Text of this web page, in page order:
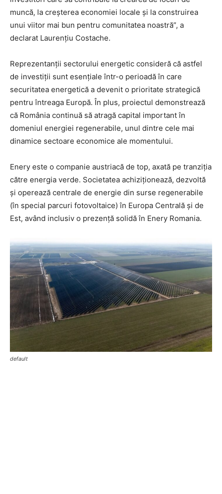
muncă, la creșterea economiei locale și la construirea
unui viitor mai bun pentru comunitatea noastră”, a
declarat Laurențiu Costache.
Reprezentanții sectorului energetic consideră că astfel
de investiții sunt esențiale într-o perioadă în care
securitatea energetică a devenit o prioritate strategică
pentru întreaga Europă. În plus, proiectul demonstrează
că România continuă să atragă capital important în
domeniul energiei regenerabile, unul dintre cele mai
dinamice sectoare economice ale momentului.
Enery este o companie austriacă de top, axată pe tranziția
către energia verde. Societatea achiziționează, dezvoltă
și operează centrale de energie din surse regenerabile
(în special parcuri fotovoltaice) în Europa Centrală și de
Est, având inclusiv o prezență solidă în Enery Romania.
default